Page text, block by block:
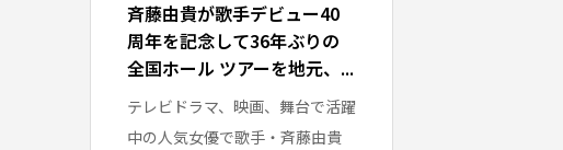
斉藤由貴が歌手デビュー40
周年を記念して36年ぶりの
全国ホール ツアーを地元、...
テレビドラマ、映画、舞台で活躍
中の人気女優で歌手・斉藤由貴